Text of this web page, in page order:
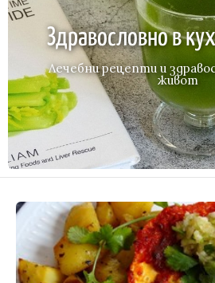
Здравословно в
Лечебни рецепти и
живот